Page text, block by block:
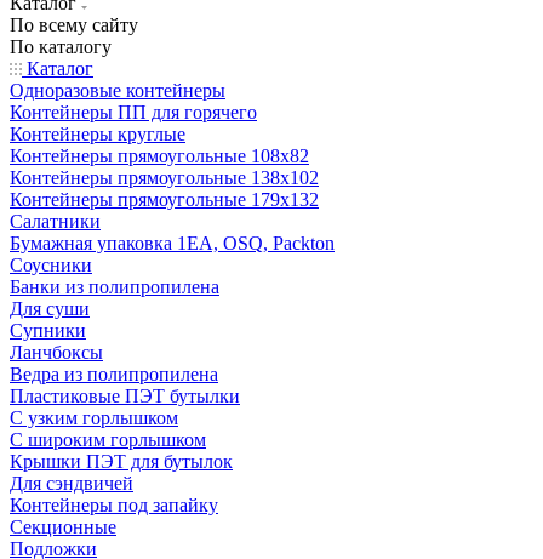
По всему сайту
По каталогу
Каталог
Одноразовые контейнеры
Контейнеры ПП для горячего
Контейнеры круглые
Контейнеры прямоугольные 108х82
Контейнеры прямоугольные 138х102
Контейнеры прямоугольные 179х132
Салатники
Бумажная упаковка 1ЕА, OSQ, Packton
Соусники
Банки из полипропилена
Для суши
Супники
Ланчбоксы
Ведра из полипропилена
Пластиковые ПЭТ бутылки
С узким горлышком
С широким горлышком
Крышки ПЭТ для бутылок
Для сэндвичей
Контейнеры под запайку
Секционные
Подложки